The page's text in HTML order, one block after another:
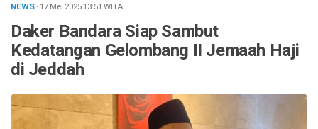
NEWS· 17 Mei 202513:51 WITA
Daker Bandara Siap Sambut
Kedatangan Gelombang II Jemaah Haji
di Jeddah